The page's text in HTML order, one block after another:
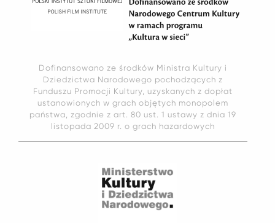
Dofinansowano ze środków Ministra Kultury i
Dziedzictwa Narodowego pochodzących z
Funduszu Promocji Kultury, uzyskanych z dopłat
ustanowionych w grach objętych monopolem
państwa, zgodnie z art. 80 ust. 1 ustawy z dnia 19
listopada 2009 r. o grach hazardowych